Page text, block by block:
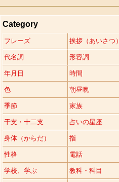
Category
フレーズ 挨拶（あいさつ）
代名詞 形容詞
年月日 時間
色 朝昼晩
季節 家族
干支・十二支 占いの星座
身体（からだ） 指
性格 電話
学校、学ぶ 教科・科目